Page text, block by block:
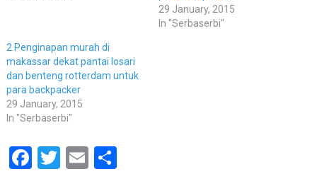
29 January, 2015
In "Serbaserbi"
2 Penginapan murah di
makassar dekat pantai losari
dan benteng rotterdam untuk
para backpacker
29 January, 2015
In "Serbaserbi"
Facebook
Twitter
EmailShare